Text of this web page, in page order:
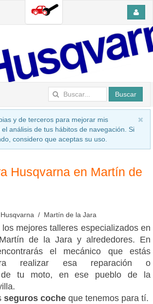
Buscar
y de terceros para mejorar mis
análisis de tus hábitos de navegación. Si
considero que aceptas su uso.
Husqvarna en Martín de
Husqvarna Martín de la Jara
mejores talleres especializados en
de la Jara y alrededores. En
el mecánico que estás
realizar esa reparación o
de tu moto, en ese pueblo de la
seguros coche que tenemos para tí.